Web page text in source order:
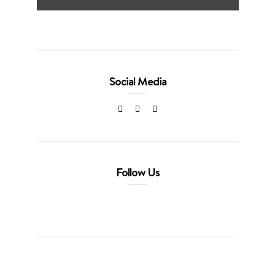
Social Media
Follow Us